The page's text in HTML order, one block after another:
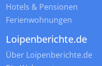
Hotels & Pensionen
Ferienwohnungen
Loipenberichte.de
Über Loipenberichte.de